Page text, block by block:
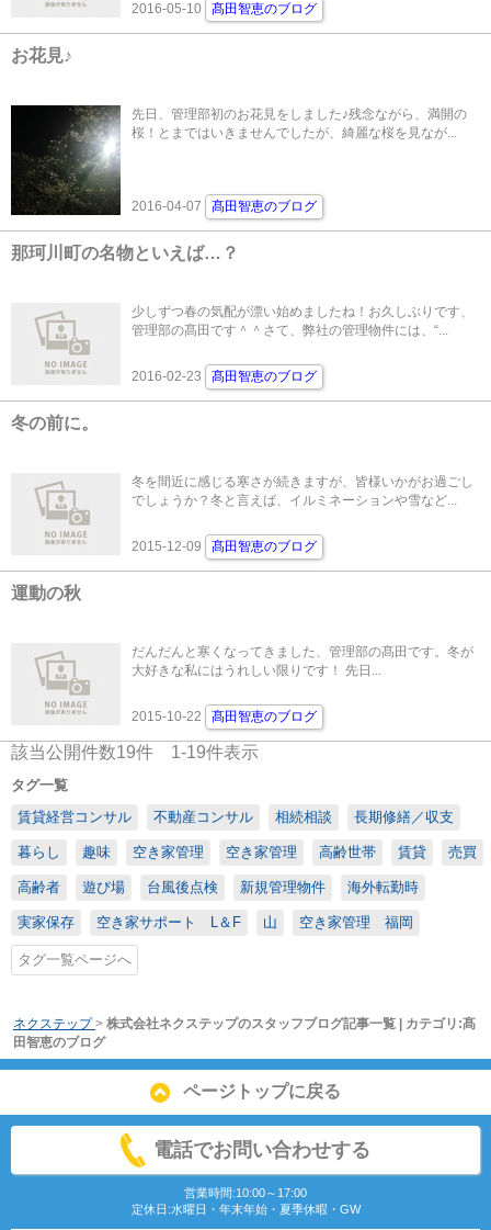
2016-05-10 髙田智恵のブログ
お花見♪
先日、管理部初のお花見をしました♪残念ながら、満開の
桜！とまではいきませんでしたが、綺麗な桜を見なが...
2016-04-07 髙田智恵のブログ
那珂川町の名物といえば…？
少しずつ春の気配が漂い始めましたね！お久しぶりです、
管理部の髙田です＾＾さて、弊社の管理物件には、“...
2016-02-23 髙田智恵のブログ
冬の前に。
冬を間近に感じる寒さが続きますが、皆様いかがお過ごし
でしょうか？冬と言えば、イルミネーションや雪など...
2015-12-09 髙田智恵のブログ
運動の秋
だんだんと寒くなってきました、管理部の髙田です。冬が
大好きな私にはうれしい限りです！ 先日...
2015-10-22 髙田智恵のブログ
該当公開件数19件 1-19件表示
タグ一覧
賃貸経営コンサル
不動産コンサル 相続相談 長期修繕／収支
暮らし 趣味 空き家管理 空き家管理 高齢世帯 賃貸 売買
高齢者 遊び場 台風後点検 新規管理物件 海外転勤時
実家保存 空き家サポート L＆F 山 空き家管理 福岡
タグ一覧ページへ
ネクステップ > 株式会社ネクステップのスタッフブログ記事一覧 | カテゴリ:髙
田智恵のブログ
ページトップに戻る
電話でお問い合わせする
営業時間:10:00～17:00
定休日:水曜日・年末年始・夏季休暇・GW